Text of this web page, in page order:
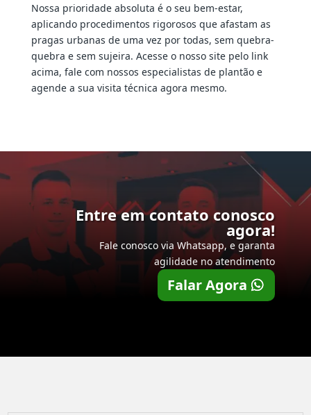
Nossa prioridade absoluta é o seu bem-estar,
aplicando procedimentos rigorosos que afastam as
pragas urbanas de uma vez por todas, sem quebra-
quebra e sem sujeira. Acesse o nosso site pelo link
acima, fale com nossos especialistas de plantão e
agende a sua visita técnica agora mesmo.
Entre em contato conosco
agora!
Fale conosco via Whatsapp, e garanta
agilidade no atendimento
Falar Agora